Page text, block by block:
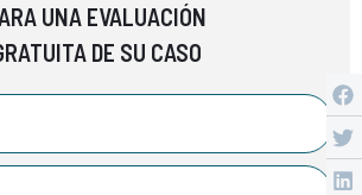
UNA EVALUACIÓN
DE SU CASO